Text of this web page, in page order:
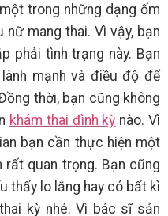
trong những dạng ốm
mang thai. Vì vậy, bạn
phải tình trạng này. Bạn
mạnh và điều độ để
thời, bạn cũng không
khám thai đình kỳ nào. Vì
bạn cần thực hiện một
quan trọng. Bạn cũng
thấy lo lắng hay có bất kì
kỳ nhé. Vì bác sĩ sản